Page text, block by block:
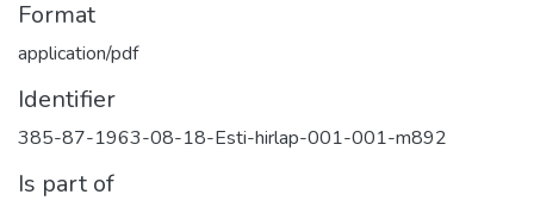
Format
application/pdf
Identifier
385-87-1963-08-18-Esti-hirlap-001-001-m892
Is part of